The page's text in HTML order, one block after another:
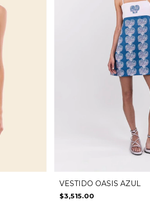
VESTIDO OASIS AZUL
$3,515.00